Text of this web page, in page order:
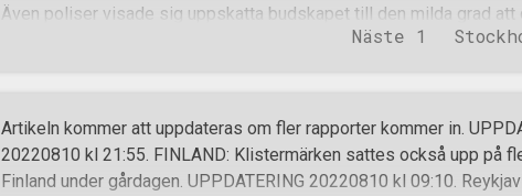
Även poliser visade sig uppskatta budskapet till den milda grad att
paus i att jaga brottslingar och istället kom förbi och försökte
Näste 1
Artikeln kommer att uppdateras om fler rapporter kommer in.
20220810 kl 21:55. FINLAND: Klistermärken sattes också upp på
Finland under gårdagen. UPPDATERING 20220810 kl 09:10.